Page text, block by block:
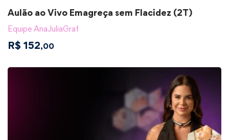
Aulão ao Vivo Emagreça sem Flacidez (2T)
Equipe AnaJuliaGraf
R$ 152,00